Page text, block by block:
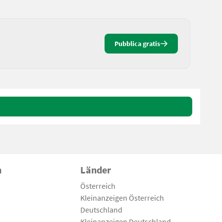
Pubblica gratis
Länder
Österreich
Kleinanzeigen Österreich
Deutschland